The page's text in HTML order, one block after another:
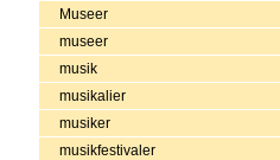
Museer
museer
musik
musikalier
musiker
musikfestivaler